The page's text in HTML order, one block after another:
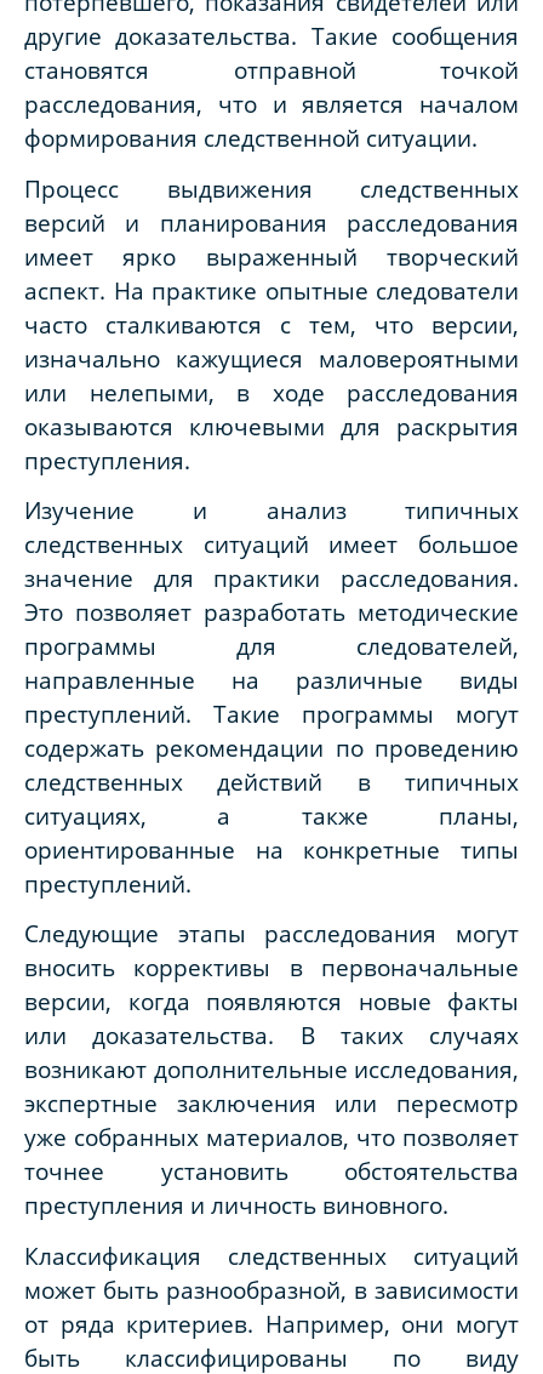
другие доказательства. Такие сообщения
становятся отправной точкой
расследования, что и является началом
формирования следственной ситуации.
Процесс выдвижения следственных
версий и планирования расследования
имеет ярко выраженный творческий
аспект. На практике опытные следователи
часто сталкиваются с тем, что версии,
изначально кажущиеся маловероятными
или нелепыми, в ходе расследования
оказываются ключевыми для раскрытия
преступления.
Изучение и анализ типичных
следственных ситуаций имеет большое
значение для практики расследования.
Это позволяет разработать методические
программы для следователей,
направленные на различные виды
преступлений. Такие программы могут
содержать рекомендации по проведению
следственных действий в типичных
ситуациях, а также планы,
ориентированные на конкретные типы
преступлений.
Следующие этапы расследования могут
вносить коррективы в первоначальные
версии, когда появляются новые факты
или доказательства. В таких случаях
возникают дополнительные исследования,
экспертные заключения или пересмотр
уже собранных материалов, что позволяет
точнее установить обстоятельства
преступления и личность виновного.
Классификация следственных ситуаций
может быть разнообразной, в зависимости
от ряда критериев. Например, они могут
быть классифицированы по виду